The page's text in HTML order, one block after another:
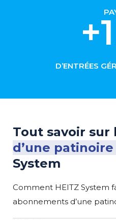
D’ENTRÉES
Tout savoir sur
d’une patinoire
System
Comment HEITZ System
abonnements d’une